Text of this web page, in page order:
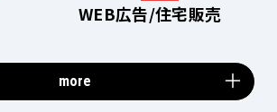
WEB広告/住宅販売
more